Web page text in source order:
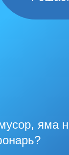
яма